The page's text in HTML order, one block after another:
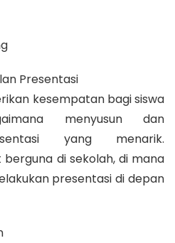
Presentasi
kesempatan bagi siswa
menyusun dan
yang menarik.
di sekolah, di mana
presentasi di depan